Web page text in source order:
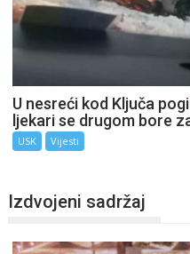
U nesreći kod Ključa
ljekari se drugom bore
USK Vijesti
Izdvojeni sadržaj